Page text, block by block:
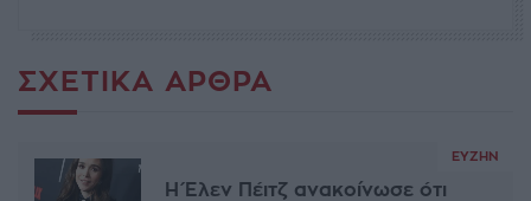
ΣΧΕΤΙΚΆ ΆΡΘΡΑ
ΕΥΖΗΝ
Η Έλεν Πέιτζ ανακοίνωσε ότι